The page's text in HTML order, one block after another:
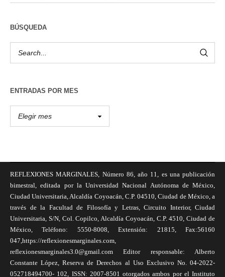
BÚSQUEDA
ENTRADAS POR MES
REFLEXIONES MARGINALES, Número 86, año 11, es una publicación
bimestral, editada por la Universidad Nacional Autónoma de México,
Ciudad Universitaria, Alcaldía Coyoacán, C.P. 04510, Ciudad de México, a
través de la Facultad de Filosofía y Letras, Circuito Interior, Ciudad
Universitaria, S/N, Col. Copilco, Alcaldía Coyoacán, C.P. 4510, Ciudad de
México, Teléfono: 5550-8008, Extensión: 21815, Fax:56160
047,https://reflexionesmarginales.com,
reflexionesmarginales3.0@gmail.com Editor responsable: Alberto
Constante López, Reserva de Derechos al Uso Exclusivo No. 04-2022-
052718494700- 102, ISSN: 2007-8501 otorgados ambos por el Instituto